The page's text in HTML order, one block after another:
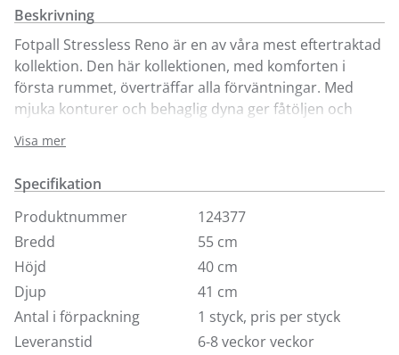
Beskrivning
Fotpall Stressless Reno är en av våra mest eftertraktad
kollektion. Den här kollektionen, med komforten i
första rummet, överträffar alla förväntningar. Med
mjuka konturer och behaglig dyna ger fåtöljen och
patenterade system Glide® och Plus® svarar Reno på
kroppens minsta rörelse. Tillsammans med en
fullständig 360° snurrfunktion och justerbart nackstöd
ger den här kollektionen överlägset stöd och makalös
komfort. Komplettera rummet med en matchande
soffa, stol, tvåsitssoffa eller sektionsmöbel i serien
Manhattan eller Oslo. Här kan du köpa pall Stressless
Reno i läder Batick eller Paloma med underrede Classic
i brunbets. För att se flera tyg- och läderprover besök
någon av våra butiker.
Visa mer
Specifikation
Produktnummer
124377
Bredd
55 cm
Höjd
40 cm
Djup
41 cm
Antal i förpackning
1 styck, pris per styck
Leveranstid
6-8 veckor veckor